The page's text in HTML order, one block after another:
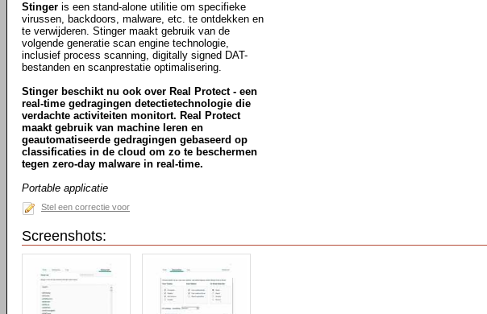
Stinger is een stand-alone utilitie om specifieke
virussen, backdoors, malware, etc. te ontdekken en
te verwijderen. Stinger maakt gebruik van de
volgende generatie scan engine technologie,
inclusief process scanning, digitally signed DAT-
bestanden en scanprestatie optimalisering.
Stinger beschikt nu ook over Real Protect - een
real-time gedragingen detectietechnologie die
verdachte activiteiten monitort. Real Protect
maakt gebruik van machine leren en
geautomatiseerde gedragingen gebaseerd op
classificaties in de cloud om zo te beschermen
tegen zero-day malware in real-time.
Portable applicatie
Stel een correctie voor
Screenshots: